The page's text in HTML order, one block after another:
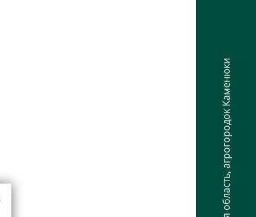
,
агрогородок Каменюки